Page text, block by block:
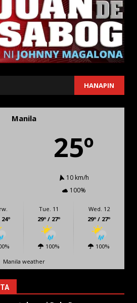
HANAPIN
Manila
25º
10 km/h
100%
Tue. 11
29º / 27º
100%
Wed. 12
29º / 27º
100%
Manila weather